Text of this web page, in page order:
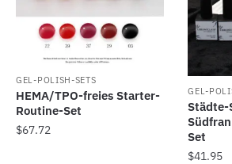
GEL-POLISH-SETS
HEMA/TPO-freies Starter-
Routine-Set
$67.72
GEL-
Städte-
Set
$41.95